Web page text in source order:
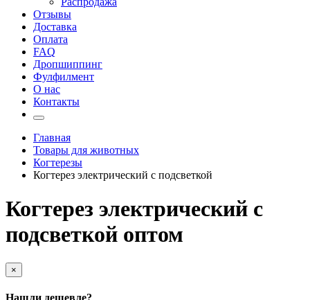
Отзывы
Доставка
Оплата
FAQ
Дропшиппинг
Фулфилмент
О нас
Контакты
Главная
Товары для животных
Когтерезы
Когтерез электрический с подсветкой
Когтерез электрический с
подсветкой оптом
×